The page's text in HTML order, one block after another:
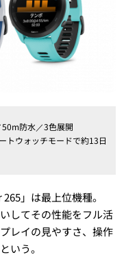
防水／3色展開
トウォッチモードで約13日
」は最上位機種。
してその性能をフル活
レイの見やすさ、操作
いう。